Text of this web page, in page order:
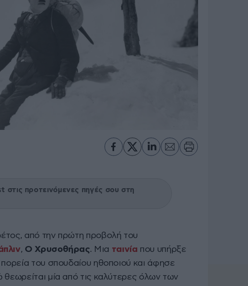
στις προτεινόμενες πηγές σου στη
από την πρώτη προβολή του
, O Χρυσοθήρας. Μια ταινία που υπήρξε
πορεία του σπουδαίου ηθοποιού και άφησε
μία από τις καλύτερες όλων των